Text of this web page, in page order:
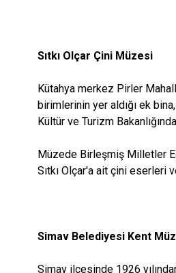
Sıtkı Olçar Çini Müzesi
Kütahya merkez Pirler
birimlerinin yer aldığı ek
Kültür ve Turizm
Müzede Birleşmiş Milletler
Sıtkı Olçar'a ait çini eserleri
Simav Belediyesi Kent
Simav ilçesinde 1926